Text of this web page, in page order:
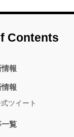
Contents
報
報
ツイート
覧